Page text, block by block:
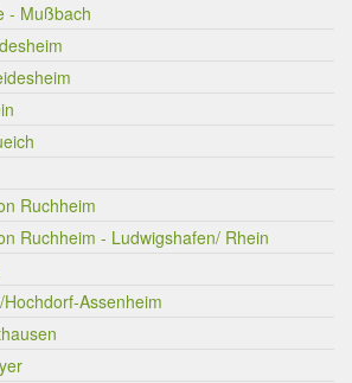
- Mußbach
Ruchheim
Ruchheim - Ludwigshafen/ Rhein
Assenheim